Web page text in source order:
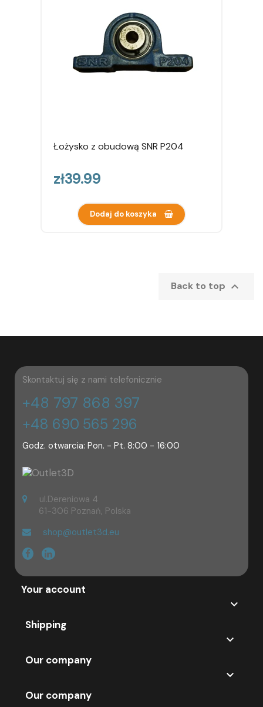
Łożysko z obudową SNR P204
Price
zł39.99
Dodaj do koszyka
Back to top 
Skontaktuj się z nami telefonicznie
+48 797 868 397
+48 690 565 296
Godz. otwarcia: Pon. - Pt. 8:00 - 16:00
ul.Dereniowa 4
61-306 Poznań, Polska
shop@outlet3d.eu
Your account

Shipping

Our company

Our company